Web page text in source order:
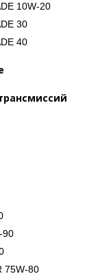
10W-20
30
40
90
75W-80